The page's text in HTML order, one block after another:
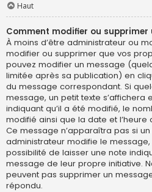
Haut
Comment modifier ou supprimer
À moins d’être administrateur ou
modifier ou supprimer que vos
pouvez modifier un message
limitée après sa publication) en
du message correspondant. Si
message, un petit texte s’affichera
indiquant qu’il a été modifié, le
modifié ainsi que la date et
Ce message n’apparaîtra pas si
administrateur modifie le
possibilité de laisser une note
message de leur propre initiative.
peuvent pas supprimer un
répondu.